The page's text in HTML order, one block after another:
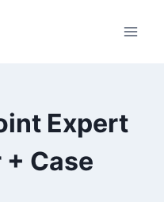
Expert
Case